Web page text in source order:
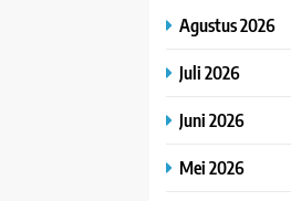
Agustus 2026
Juli 2026
Juni 2026
Mei 2026